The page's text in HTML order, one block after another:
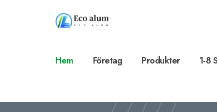
Hem Företag Produkter 1-8